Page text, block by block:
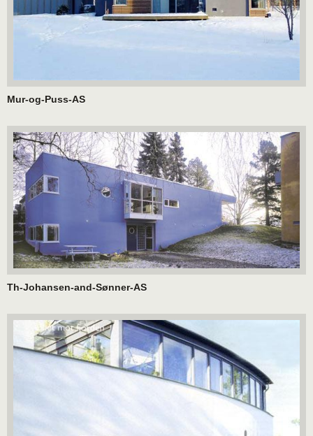
Mur-og-Puss-AS
Th-Johansen-and-Sønner-AS